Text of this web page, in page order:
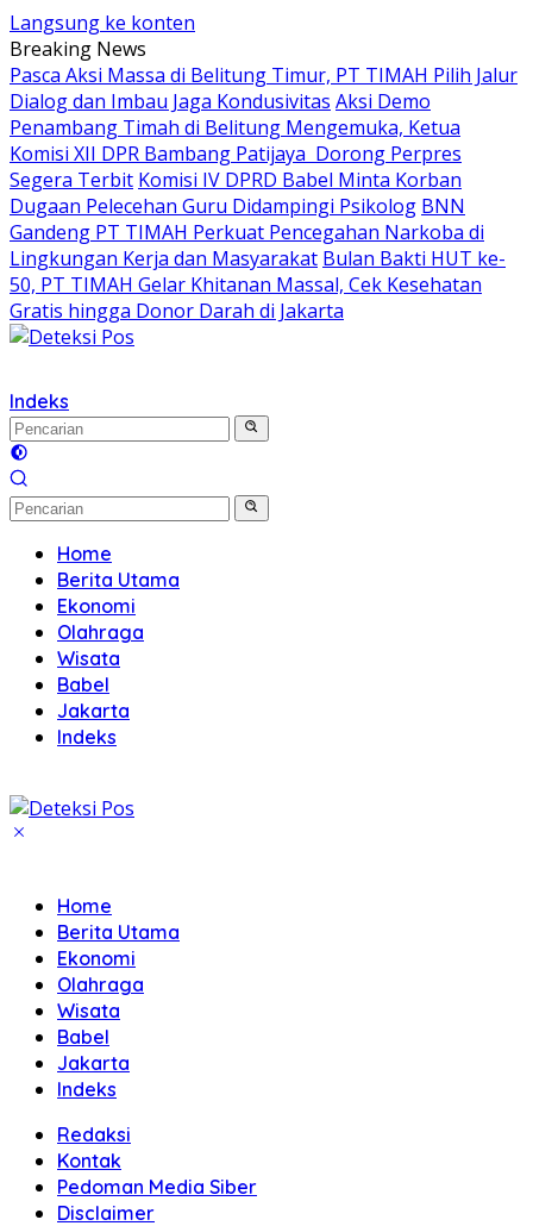
Langsung ke konten
Breaking News
Pasca Aksi Massa di Belitung Timur, PT TIMAH Pilih Jalur
Dialog dan Imbau Jaga Kondusivitas Aksi Demo
Penambang Timah di Belitung Mengemuka, Ketua
Komisi XII DPR Bambang Patijaya Dorong Perpres
Segera Terbit Komisi IV DPRD Babel Minta Korban
Dugaan Pelecehan Guru Didampingi Psikolog BNN
Gandeng PT TIMAH Perkuat Pencegahan Narkoba di
Lingkungan Kerja dan Masyarakat Bulan Bakti HUT ke-
50, PT TIMAH Gelar Khitanan Massal, Cek Kesehatan
Gratis hingga Donor Darah di Jakarta
Indeks
Home
Berita Utama
Ekonomi
Olahraga
Wisata
Babel
Jakarta
Indeks
Home
Berita Utama
Ekonomi
Olahraga
Wisata
Babel
Jakarta
Indeks
Redaksi
Kontak
Pedoman Media Siber
Disclaimer